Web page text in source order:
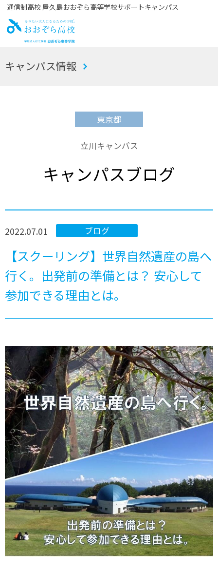
通信制高校 屋久島おおぞら高等学校サポートキャンパス
お
キャンパス情報
東京都
立川キャンパス
キャンパスブログ
ブログ
2022.07.01
【スクーリング】世界自然遺産の島へ
行く。出発前の準備とは？ 安心して
参加できる理由とは。